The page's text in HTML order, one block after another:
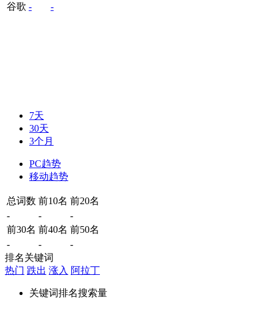
谷歌 - -
7天
30天
3个月
PC趋势
移动趋势
总词数 前10名 前20名
-
-
-
前30名 前40名 前50名
-
-
-
排名关键词
热门 跌出 涨入 阿拉丁
关键词排名搜索量